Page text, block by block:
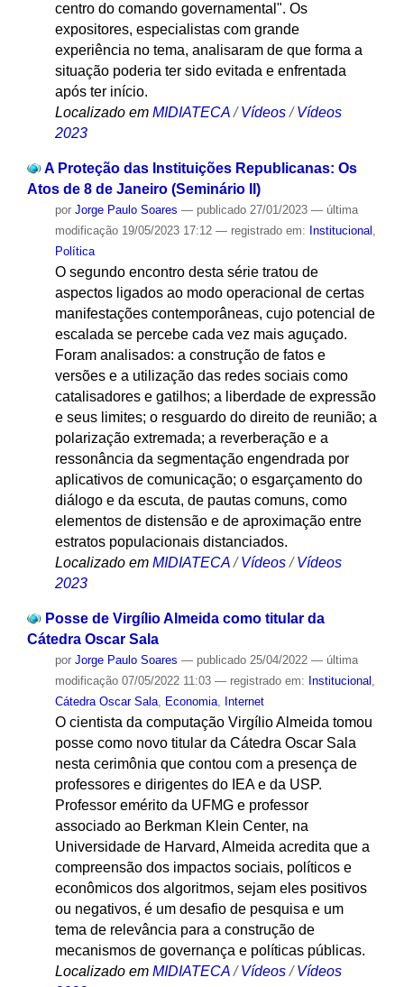
centro do comando governamental". Os
expositores, especialistas com grande
experiência no tema, analisaram de que forma a
situação poderia ter sido evitada e enfrentada
após ter início.
Localizado em MIDIATECA /Vídeos /Vídeos
2023
A Proteção das Instituições Republicanas: Os
Atos de 8 de Janeiro (Seminário II)
por Jorge Paulo Soares — publicado27/01/2023 — última
modificação19/05/2023 17:12 — registrado em: Institucional
Política
O segundo encontro desta série tratou de
aspectos ligados ao modo operacional de certas
manifestações contemporâneas, cujo potencial de
escalada se percebe cada vez mais aguçado.
Foram analisados: a construção de fatos e
versões e a utilização das redes sociais como
catalisadores e gatilhos; a liberdade de expressão
e seus limites; o resguardo do direito de reunião; a
polarização extremada; a reverberação e a
ressonância da segmentação engendrada por
aplicativos de comunicação; o esgarçamento do
diálogo e da escuta, de pautas comuns, como
elementos de distensão e de aproximação entre
estratos populacionais distanciados.
Localizado em MIDIATECA /Vídeos /Vídeos
2023
Posse de Virgílio Almeida como titular da
Cátedra Oscar Sala
por Jorge Paulo Soares — publicado25/04/2022 — última
modificação07/05/2022 11:03 — registrado em: Institucional
Cátedra Oscar Sala, Economia, Internet
O cientista da computação Virgílio Almeida tomou
posse como novo titular da Cátedra Oscar Sala
nesta cerimônia que contou com a presença de
professores e dirigentes do IEA e da USP.
Professor emérito da UFMG e professor
associado ao Berkman Klein Center, na
Universidade de Harvard, Almeida acredita que a
compreensão dos impactos sociais, políticos e
econômicos dos algoritmos, sejam eles positivos
ou negativos, é um desafio de pesquisa e um
tema de relevância para a construção de
mecanismos de governança e políticas públicas.
Localizado em MIDIATECA /Vídeos /Vídeos